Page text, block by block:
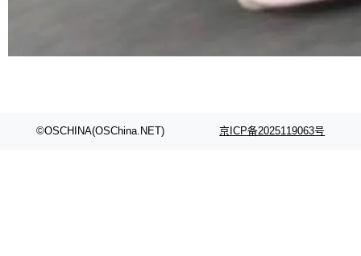
©OSCHINA(OSChina.NET) 京ICP备2025119063号